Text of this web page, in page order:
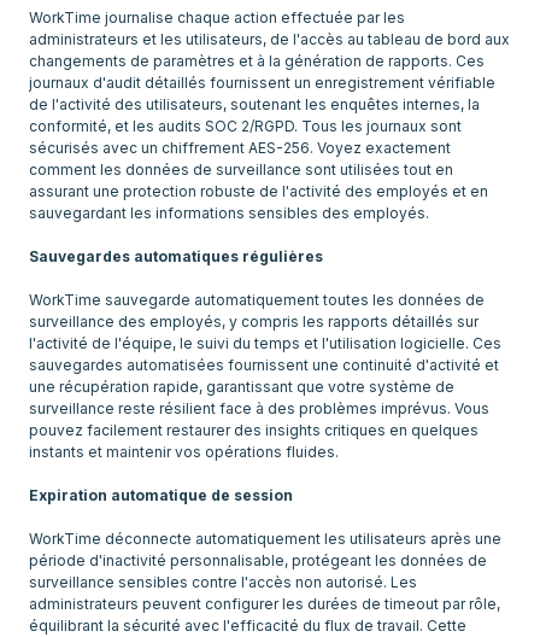
WorkTime journalise chaque action effectuée par les
administrateurs et les utilisateurs, de l'accès au tableau de bord aux
changements de paramètres et à la génération de rapports. Ces
journaux d'audit détaillés fournissent un enregistrement vérifiable
de l'activité des utilisateurs, soutenant les enquêtes internes, la
conformité, et les audits SOC 2/RGPD. Tous les journaux sont
sécurisés avec un chiffrement AES-256. Voyez exactement
comment les données de surveillance sont utilisées tout en
assurant une protection robuste de l'activité des employés et en
sauvegardant les informations sensibles des employés.
Sauvegardes automatiques régulières
WorkTime sauvegarde automatiquement toutes les données de
surveillance des employés, y compris les rapports détaillés sur
l'activité de l'équipe, le suivi du temps et l'utilisation logicielle. Ces
sauvegardes automatisées fournissent une continuité d'activité et
une récupération rapide, garantissant que votre système de
surveillance reste résilient face à des problèmes imprévus. Vous
pouvez facilement restaurer des insights critiques en quelques
instants et maintenir vos opérations fluides.
Expiration automatique de session
WorkTime déconnecte automatiquement les utilisateurs après une
période d'inactivité personnalisable, protégeant les données de
surveillance sensibles contre l'accès non autorisé. Les
administrateurs peuvent configurer les durées de timeout par rôle,
équilibrant la sécurité avec l'efficacité du flux de travail. Cette